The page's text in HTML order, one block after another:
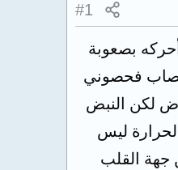
#1
بصعوبة
فحصوني
لكن النبض
ليس
القلب